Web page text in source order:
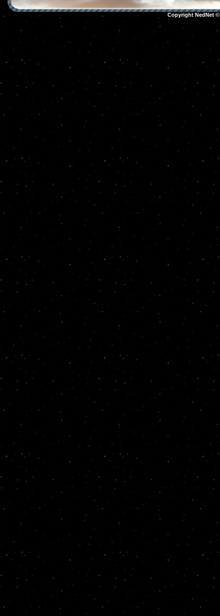
Copyright NedNet